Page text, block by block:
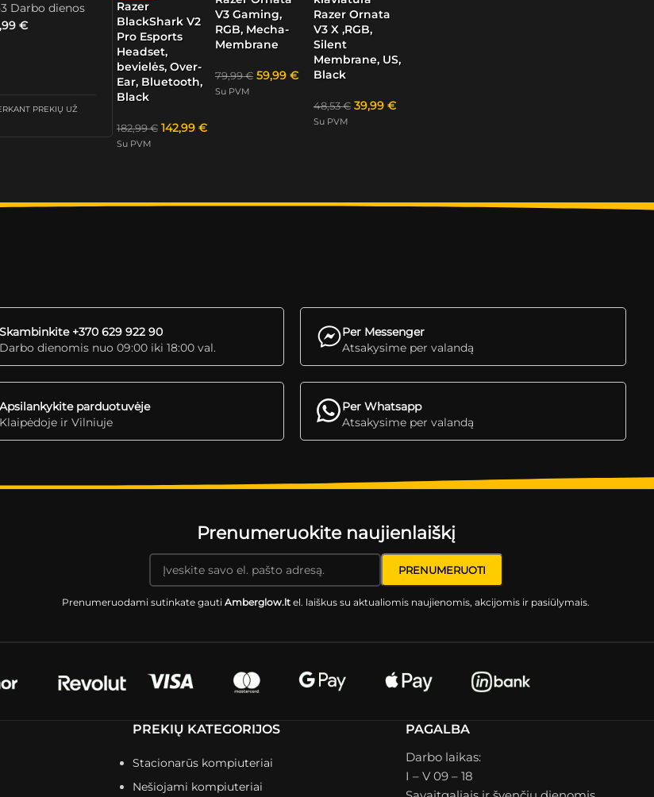
3 Darbo dienos
€
PREKIŲ UŽ
Razer
BlackShark V2
Pro Esports
Headset,
bevielės, Over-
Ear, Bluetooth,
Black
182,99€ 142,99 €
Su PVM
V3 Gaming,
RGB, Mecha-
Membrane
79,99€ 59,99 €
Su PVM
Razer Ornata
V3 X ,RGB,
Silent
Membrane, US,
Black
48,53€ 39,99 €
Su PVM
Skambinkite +370 629 922 90
Darbo dienomis nuo 09:00 iki 18:00 val.
Per Messenger
Atsakysime per valandą
Apsilankykite parduotuvėje
Klaipėdoje ir Vilniuje
Per Whatsapp
Atsakysime per valandą
Prenumeruokite naujienlaiškį
Prenumeruodami sutinkate gautiAmberglow.lt el. laiškus su aktualiomis naujienomis, akcijomis ir pasiūlymais.
PREKIŲ KATEGORIJOS
Stacionarūs kompiuteriai
Nešiojami kompiuteriai
PAGALBA
Darbo laikas:
I – V 09 – 18